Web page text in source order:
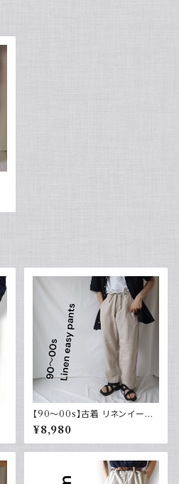
【90～00s】古着 リネンイージ
ーパンツ 夏 32×30 APT9 カジ
ュアル
¥8,980